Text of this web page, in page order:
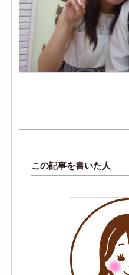
この記事を書いた人